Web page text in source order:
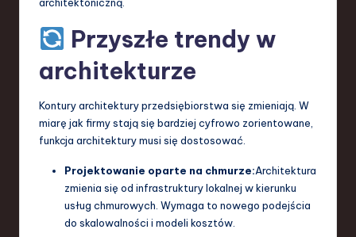
architektoniczną.
Przyszłe trendy w
architekturze
Kontury architektury przedsiębiorstwa się zmieniają. W
miarę jak firmy stają się bardziej cyfrowo zorientowane,
funkcja architektury musi się dostosować.
Projektowanie oparte na chmurze:Architektura
zmienia się od infrastruktury lokalnej w kierunku
usług chmurowych. Wymaga to nowego podejścia
do skalowalności i modeli kosztów.